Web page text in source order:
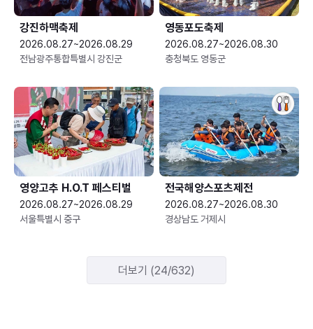
강진하맥축제
2026.08.27~2026.08.29
전남광주통합특별시 강진군
영동포도축제
2026.08.27~2026.08.30
충청북도 영동군
영양고추 H.O.T 페스티벌
2026.08.27~2026.08.29
서울특별시 중구
전국해양스포츠제전
2026.08.27~2026.08.30
경상남도 거제시
더보기 (24/632)